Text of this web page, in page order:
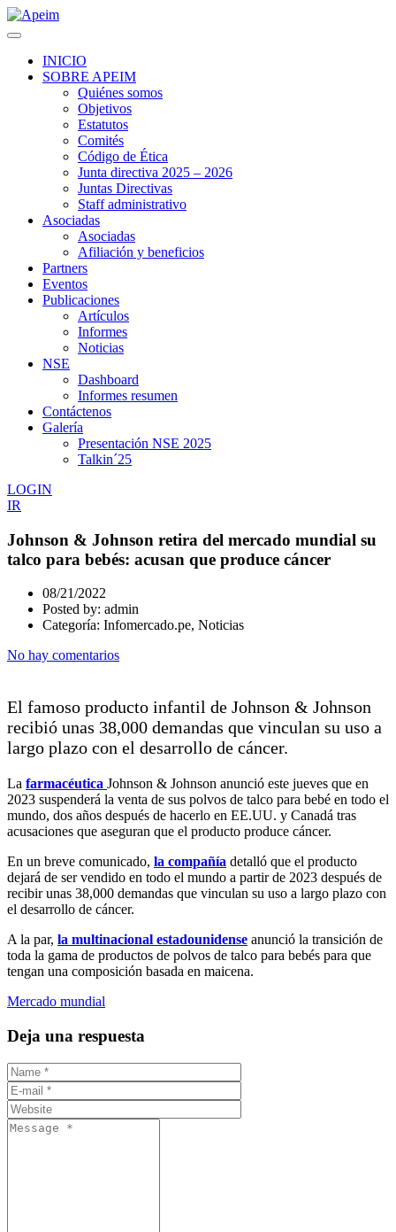
INICIO
SOBRE APEIM
Quiénes somos
Objetivos
Estatutos
Comités
Código de Ética
Junta directiva 2025 – 2026
Juntas Directivas
Staff administrativo
Asociadas
Asociadas
Afiliación y beneficios
Partners
Eventos
Publicaciones
Artículos
Informes
Noticias
NSE
Dashboard
Informes resumen
Contáctenos
Galería
Presentación NSE 2025
Talkin´25
LOGIN
IR
Johnson & Johnson retira del mercado mundial su
talco para bebés: acusan que produce cáncer
08/21/2022
Posted by: admin
Categoría: Infomercado.pe, Noticias
No hay comentarios
El famoso producto infantil de Johnson & Johnson
recibió unas 38,000 demandas que vinculan su uso a
largo plazo con el desarrollo de cáncer.
La farmacéutica Johnson & Johnson anunció este jueves que en
2023 suspenderá la venta de sus polvos de talco para bebé en todo el
mundo, dos años después de hacerlo en EE.UU. y Canadá tras
acusaciones que aseguran que el producto produce cáncer.
En un breve comunicado, la compañía detalló que el producto
dejará de ser vendido en todo el mundo a partir de 2023 después de
recibir unas 38,000 demandas que vinculan su uso a largo plazo con
el desarrollo de cáncer.
A la par, la multinacional estadounidense anunció la transición de
toda la gama de productos de polvos de talco para bebés para que
tengan una composición basada en maicena.
Mercado mundial
Deja una respuesta